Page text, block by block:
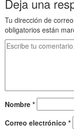
Deja una
Tu dirección de
obligatorios están
Nombre *
Correo electrónico *